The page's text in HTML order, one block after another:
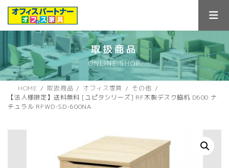
ス
キ
ン
に
取扱商品
ONLINE SHOP
HOME 取扱商品 オフィス家具
その他
【法人様限定】送料無料 [ユピタシリーズ] RF木製デスク脇机 D600 ナ
チュラル RFWD-SD-600NA